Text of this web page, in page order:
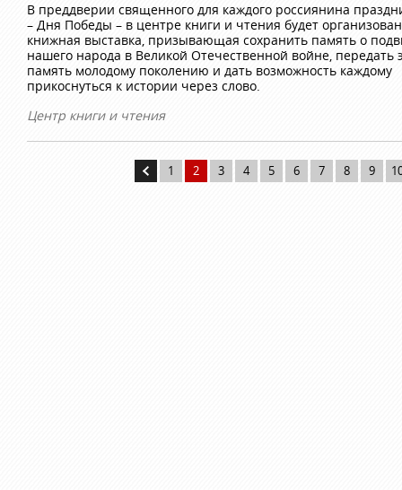
В преддверии священного для каждого россиянина
– Дня Победы – в центре книги и чтения будет
книжная выставка, призывающая сохранить память о
нашего народа в Великой Отечественной войне, передать
память молодому поколению и дать возможность каждому
прикоснуться к истории через слово.
Центр книги и чтения
1 2 3 4 5 6 7 8 9